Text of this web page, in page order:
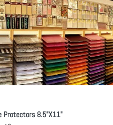
Protectors 8.5"X11"